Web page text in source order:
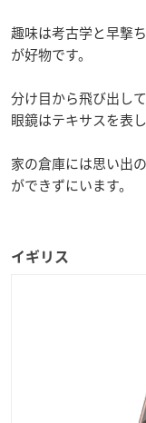
趣味は考古学と早撃
が好物です。
分け目から飛び出し
眼鏡はテキサスを表し
家の倉庫には思い出
ができずにいます。
イギリス